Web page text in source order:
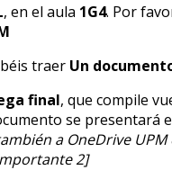
, en el aula 1G4. Por
traer Un
final, que compile
se presentará
a OneDrive
2]